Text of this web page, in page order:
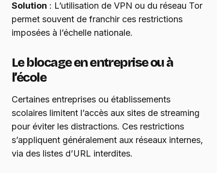
Solution : L’utilisation de VPN ou du réseau Tor
permet souvent de franchir ces restrictions
imposées à l’échelle nationale.
Le blocage en entreprise ou à
l’école
Certaines entreprises ou établissements
scolaires limitent l’accès aux sites de streaming
pour éviter les distractions. Ces restrictions
s’appliquent généralement aux réseaux internes,
via des listes d’URL interdites.